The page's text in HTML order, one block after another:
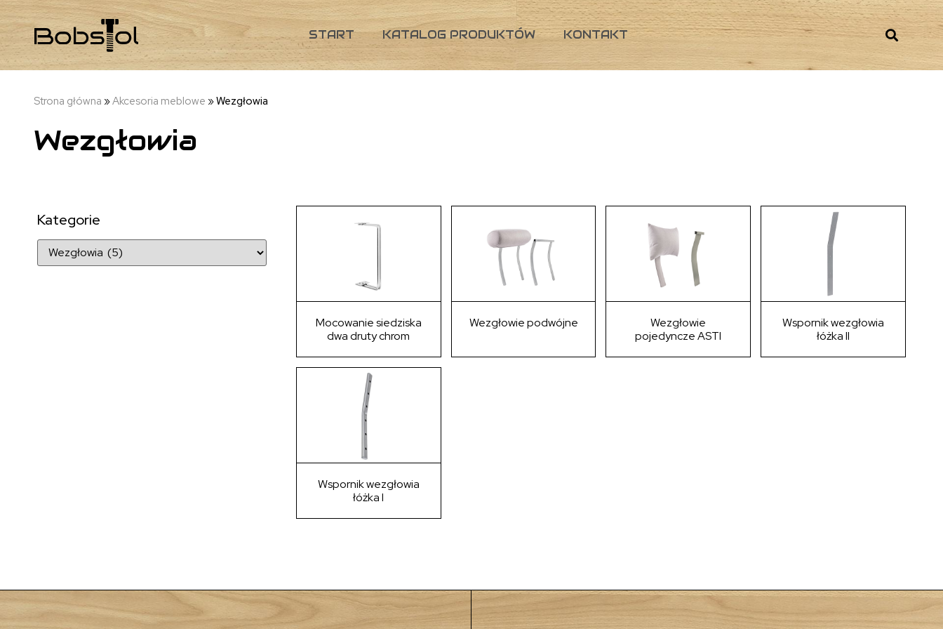
START KATALOG PRODUKTÓW KONTAKT
Strona główna »Akcesoria meblowe »Wezgłowia
Wezgłowia
Kategorie
Mocowanie siedziska
dwa druty chrom
Wezgłowie podwójne
Wezgłowie
pojedyncze ASTI
Wspornik wezgłowia
łóżka II
Wspornik wezgłowia
łóżka I